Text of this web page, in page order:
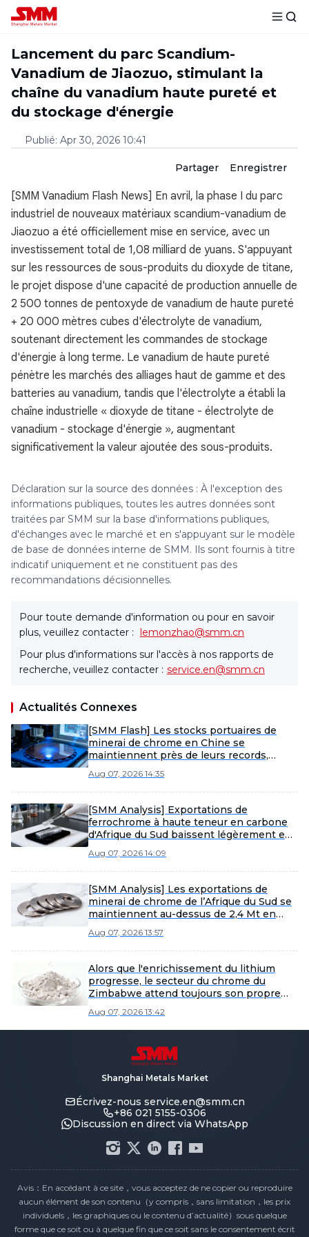
Lancement du parc Scandium-
Vanadium de Jiaozuo, stimulant la
chaîne du vanadium haute pureté et
du stockage d'énergie
Publié: Apr 30, 2026 10:41
Partager Enregistrer
[SMM Vanadium Flash News] En avril, la phase I du parc
industriel de nouveaux matériaux scandium-vanadium de
Jiaozuo a été officiellement mise en service, avec un
investissement total de 1,08 milliard de yuans. S'appuyant
sur les ressources de sous-produits du dioxyde de titane,
le projet dispose d'une capacité de production annuelle de
2 500 tonnes de pentoxyde de vanadium de haute pureté
+ 20 000 mètres cubes d'électrolyte de vanadium,
soutenant directement les commandes de stockage
d'énergie à long terme. Le vanadium de haute pureté
pénètre les marchés des alliages haut de gamme et des
batteries au vanadium, tandis que l'électrolyte a établi la
chaîne industrielle « dioxyde de titane - électrolyte de
vanadium - stockage d'énergie », augmentant
significativement la valeur ajoutée des sous-produits.
Déclaration sur la source des données : À l'exception des
informations publiques, toutes les autres données sont
traitées par SMM sur la base d'informations publiques,
d'échanges avec le marché et en s'appuyant sur le modèle
de base de données interne de SMM. Ils sont fournis à titre
indicatif uniquement et ne constituent pas des
recommandations décisionnelles.
Pour toute demande d'information ou pour en savoir
plus, veuillez contacter : lemonzhao@smm.cn
Pour plus d'informations sur l'accès à nos rapports de
recherche, veuillez contacter : service.en@smm.cn
Actualités Connexes
[SMM Flash] Les stocks portuaires de
minerai de chrome en Chine se
maintiennent près de leurs records,
pic de juillet.
Aug 07, 2026 14:35
[SMM Analysis] Exportations de
ferrochrome à haute teneur en carbone
d'Afrique du Sud baissent légèrement en
d'approvisionnement
Aug 07, 2026 14:09
[SMM Analysis] Les exportations de
minerai de chrome de l’Afrique du Sud se
maintiennent au-dessus de 2,4 Mt en
sur fond de changements de politique.
Aug 07, 2026 13:57
Alors que l'enrichissement du lithium
progresse, le secteur du chrome du
Zimbabwe attend toujours son propre
Aug 07, 2026 13:42
Shanghai Metals Market
Écrivez-nous service.en@smm.cn
+86 021 5155-0306
Discussion en direct via WhatsApp
Avis：En accédant à ce site，vous acceptez de ne copier ou reproduire
aucun élément de son contenu（y compris，sans limitation，les prix
individuels，les graphiques ou le contenu d’actualité）sous quelque
forme que ce soit ou à quelque fin que ce soit sans le consentement écrit